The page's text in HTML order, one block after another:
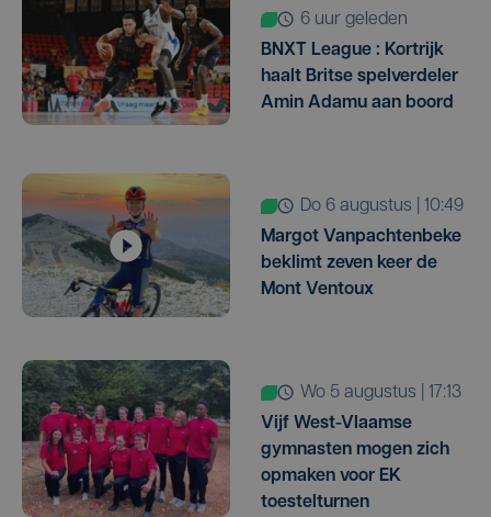
6 uur geleden
BNXT League : Kortrijk
haalt Britse spelverdeler
Amin Adamu aan boord
do 6 augustus | 10:49
Margot Vanpachtenbeke
beklimt zeven keer de
Mont Ventoux
wo 5 augustus | 17:13
Vijf West-Vlaamse
gymnasten mogen zich
opmaken voor EK
toestelturnen